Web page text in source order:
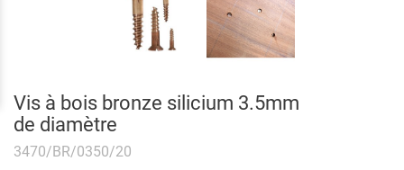
Vis à bois bronze silicium 3.5mm
de diamètre
3470/BR/0350/20